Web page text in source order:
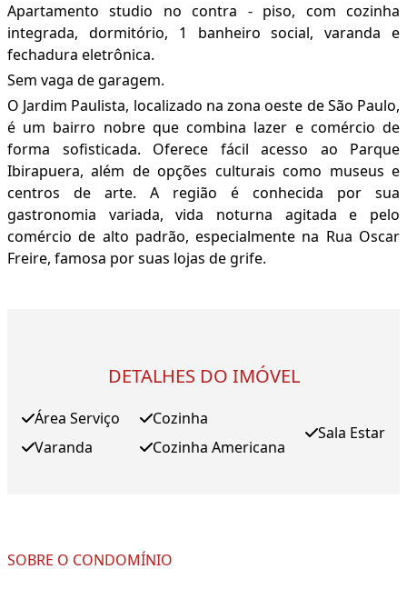
Apartamento studio no contra - piso, com cozinha
integrada, dormitório, 1 banheiro social, varanda e
fechadura eletrônica.
Sem vaga de garagem.
O Jardim Paulista, localizado na zona oeste de São Paulo,
é um bairro nobre que combina lazer e comércio de
forma sofisticada. Oferece fácil acesso ao Parque
Ibirapuera, além de opções culturais como museus e
centros de arte. A região é conhecida por sua
gastronomia variada, vida noturna agitada e pelo
comércio de alto padrão, especialmente na Rua Oscar
Freire, famosa por suas lojas de grife.
DETALHES DO IMÓVEL
Área Serviço
Varanda
Cozinha
Cozinha Americana
Sala Estar
SOBRE O CONDOMÍNIO